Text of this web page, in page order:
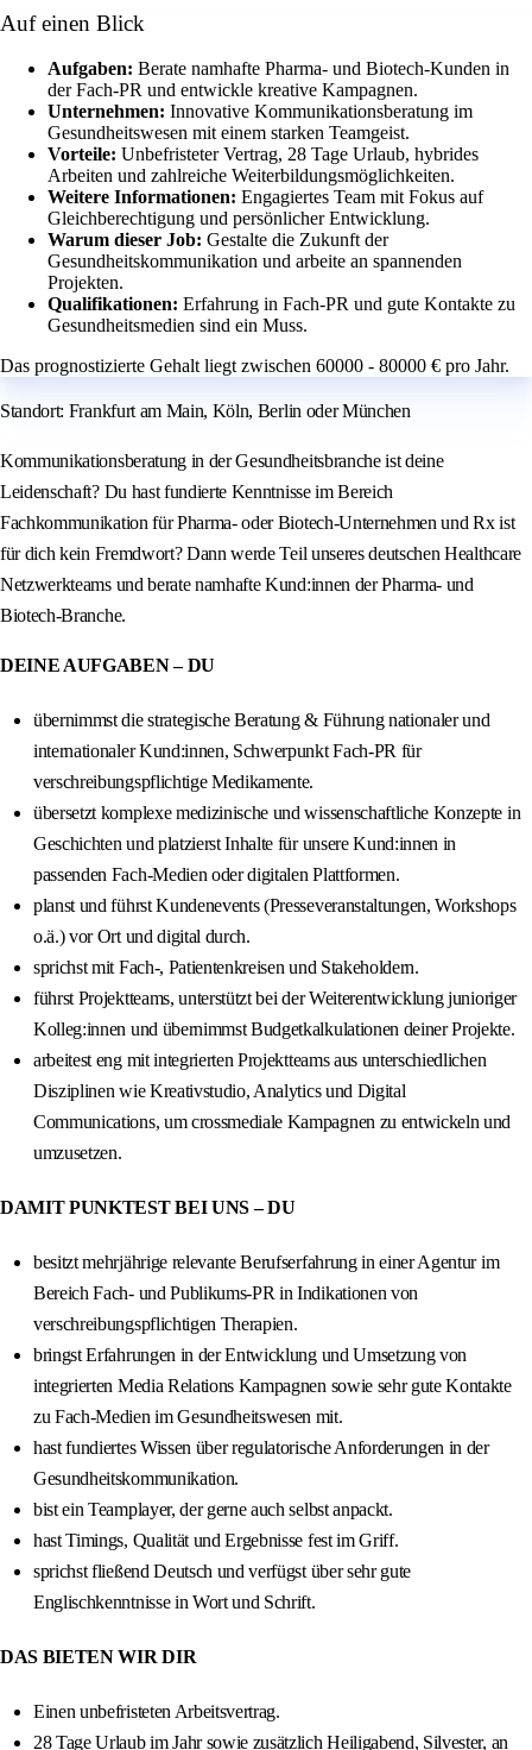
Auf einen Blick
Aufgaben: Berate namhafte Pharma- und Biotech-Kunden in
der Fach-PR und entwickle kreative Kampagnen.
Unternehmen: Innovative Kommunikationsberatung im
Gesundheitswesen mit einem starken Teamgeist.
Vorteile: Unbefristeter Vertrag, 28 Tage Urlaub, hybrides
Arbeiten und zahlreiche Weiterbildungsmöglichkeiten.
Weitere Informationen: Engagiertes Team mit Fokus auf
Gleichberechtigung und persönlicher Entwicklung.
Warum dieser Job: Gestalte die Zukunft der
Gesundheitskommunikation und arbeite an spannenden
Projekten.
Qualifikationen: Erfahrung in Fach-PR und gute Kontakte zu
Gesundheitsmedien sind ein Muss.
Das prognostizierte Gehalt liegt zwischen 60000 - 80000 € pro Jahr.
Standort: Frankfurt am Main, Köln, Berlin oder München
Kommunikationsberatung in der Gesundheitsbranche ist deine
Leidenschaft? Du hast fundierte Kenntnisse im Bereich
Fachkommunikation für Pharma- oder Biotech-Unternehmen und Rx ist
für dich kein Fremdwort? Dann werde Teil unseres deutschen Healthcare
Netzwerkteams und berate namhafte Kund:innen der Pharma- und
Biotech-Branche.
DEINE AUFGABEN – DU
übernimmst die strategische Beratung & Führung nationaler und
internationaler Kund:innen, Schwerpunkt Fach-PR für
verschreibungspflichtige Medikamente.
übersetzt komplexe medizinische und wissenschaftliche Konzepte in
Geschichten und platzierst Inhalte für unsere Kund:innen in
passenden Fach-Medien oder digitalen Plattformen.
planst und führst Kundenevents (Presseveranstaltungen, Workshops
o.ä.) vor Ort und digital durch.
sprichst mit Fach-, Patientenkreisen und Stakeholdern.
führst Projektteams, unterstützt bei der Weiterentwicklung junioriger
Kolleg:innen und übernimmst Budgetkalkulationen deiner Projekte.
arbeitest eng mit integrierten Projektteams aus unterschiedlichen
Disziplinen wie Kreativstudio, Analytics und Digital
Communications, um crossmediale Kampagnen zu entwickeln und
umzusetzen.
DAMIT PUNKTEST BEI UNS – DU
besitzt mehrjährige relevante Berufserfahrung in einer Agentur im
Bereich Fach- und Publikums-PR in Indikationen von
verschreibungspflichtigen Therapien.
bringst Erfahrungen in der Entwicklung und Umsetzung von
integrierten Media Relations Kampagnen sowie sehr gute Kontakte
zu Fach-Medien im Gesundheitswesen mit.
hast fundiertes Wissen über regulatorische Anforderungen in der
Gesundheitskommunikation.
bist ein Teamplayer, der gerne auch selbst anpackt.
hast Timings, Qualität und Ergebnisse fest im Griff.
sprichst fließend Deutsch und verfügst über sehr gute
Englischkenntnisse in Wort und Schrift.
DAS BIETEN WIR DIR
Einen unbefristeten Arbeitsvertrag.
28 Tage Urlaub im Jahr sowie zusätzlich Heiligabend, Silvester, an